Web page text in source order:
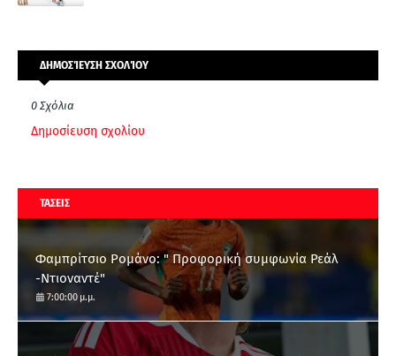
ΔΗΜΟΣΊΕΥΣΗ ΣΧΟΛΊΟΥ
0 Σχόλια
Δημοσίευση σχολίου
ΤΑΣΕΙΣ
Φαμπρίτσιο Ρομάνο: " Προφορική συμφωνία Ρεάλ
-Ντιοναντέ"
7:00:00 μ.μ.